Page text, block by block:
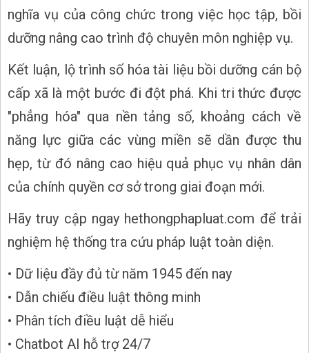
nghĩa vụ của công chức trong việc học tập, bồi
dưỡng nâng cao trình độ chuyên môn nghiệp vụ.
Kết luận, lộ trình số hóa tài liệu bồi dưỡng cán bộ
cấp xã là một bước đi đột phá. Khi tri thức được
"phẳng hóa" qua nền tảng số, khoảng cách về
năng lực giữa các vùng miền sẽ dần được thu
hẹp, từ đó nâng cao hiệu quả phục vụ nhân dân
của chính quyền cơ sở trong giai đoạn mới.
Hãy truy cập ngay hethongphapluat.com để trải
nghiệm hệ thống tra cứu pháp luật toàn diện.
• Dữ liệu đầy đủ từ năm 1945 đến nay
• Dẫn chiếu điều luật thông minh
• Phân tích điều luật dễ hiểu
• Chatbot AI hỗ trợ 24/7